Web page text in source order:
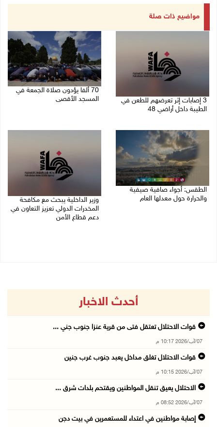
مواضيع ذات صلة
3 إصابات إثر تعرضهم للطعن في
الطيبة داخل أراضي 48
70 ألفا يؤدون صلاة الجمعة في
المسجد الأقصى
الطقس: أجواء صافية صيفية
والحرارة حول معدلها العام
وزير الداخلية يبحث مع مكافحة
المخدرات الدولي تعزيز التعاون في
دعم قطاع الأمن
أحدث الاخبار
قوات الاحتلال تعتقل فتى من قرية عنزا جنوب جني ...
07/آب/2026 10:17 م
قوات الاحتلال تغلق مداخل يعبد جنوب غرب جنين
07/آب/2026 10:15 م
الاحتلال يعيق تنقل المواطنين ويقتحم بلدات شرق ...
07/آب/2026 08:52 م
إصابة مواطنين في اعتداء للمستعمرين في بيت دجن